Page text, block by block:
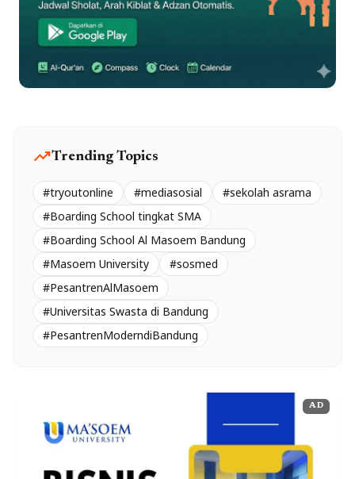
trending_upTrending Topics
#tryoutonline #mediasosial
#sekolah asrama
#Boarding School tingkat SMA
#Boarding School Al Masoem Bandung
#Masoem University
#sosmed
#PesantrenAlMasoem
#Universitas Swasta di Bandung
#PesantrenModerndiBandung
AD